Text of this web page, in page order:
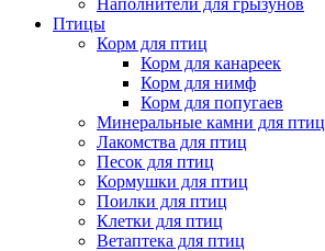
Наполнители для грызунов
Птицы
Корм для птиц
Корм для канареек
Корм для нимф
Корм для попугаев
Минеральные камни для птиц
Лакомства для птиц
Песок для птиц
Кормушки для птиц
Поилки для птиц
Клетки для птиц
Ветаптека для птиц